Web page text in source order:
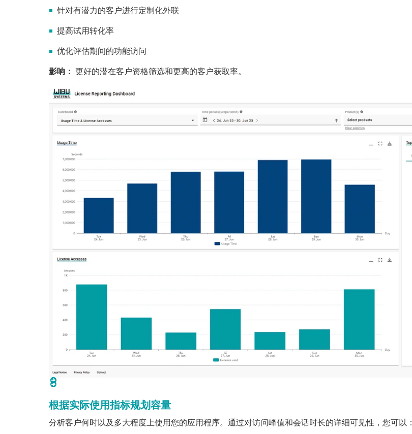
针对有潜力的客户进行定制化外联
提高试用转化率
优化评估期间的功能访问
影响： 更好的潜在客户资格筛选和更高的客户获取率。
根据实际使用指标规划容量
分析客户何时以及多大程度上使用您的应用程序。通过对访问峰值和会话时长的详细可见性，您可以：